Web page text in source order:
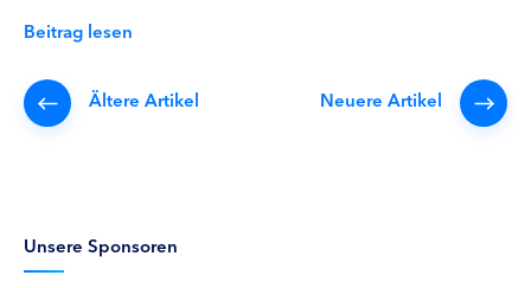
Beitrag lesen
Neuere Artikel
Ältere Artikel
Unsere Sponsoren